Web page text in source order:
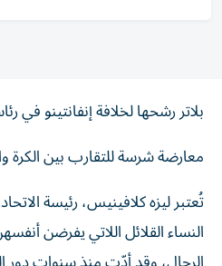
بلاتر رشحها لخلافة إنفانتينو في
معارضة شرسة للتقارب بين الكرة
تُعتبر ليزه كلافينيس، رئيسة
النساء القلائل اللاتي يفرضن